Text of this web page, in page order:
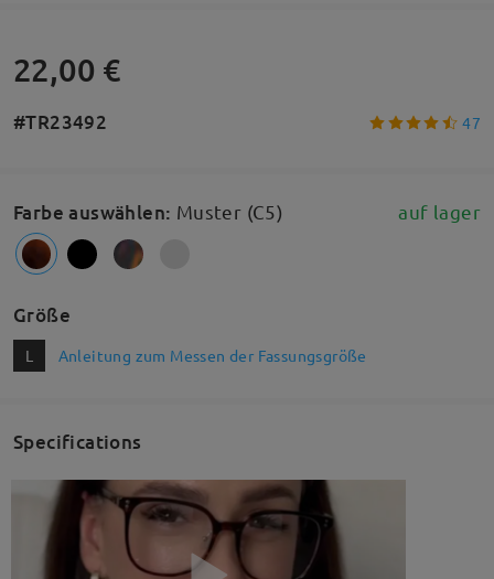
22,00 €
#TR23492 47
Farbe auswählen: Muster (C5) auf lager
Größe
L Anleitung zum Messen der Fassungsgröße
Specifications